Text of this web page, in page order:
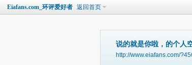
Eiafans.com_环评爱好者 返回首页
说的就是你啦，的个人
http://www.eiafans.com/